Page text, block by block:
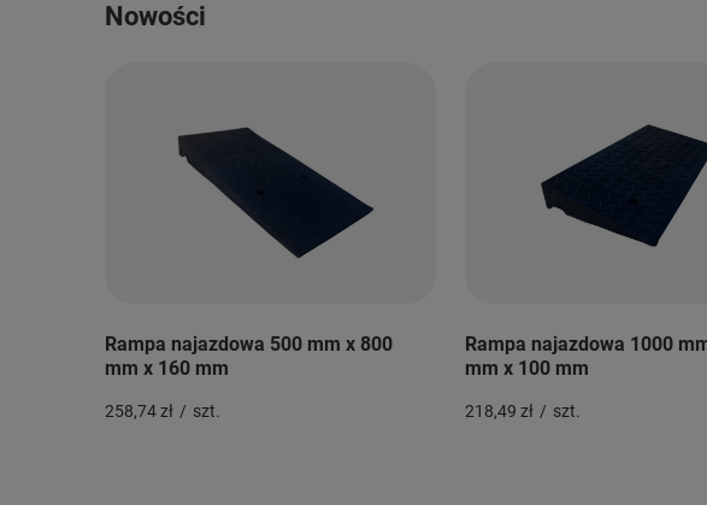
Nowości
Rampa najazdowa 500 mm x 800
mm x 160 mm
258,74 zł / szt.
Rampa najazdowa 1000
mm x 100 mm
218,49 zł / szt.